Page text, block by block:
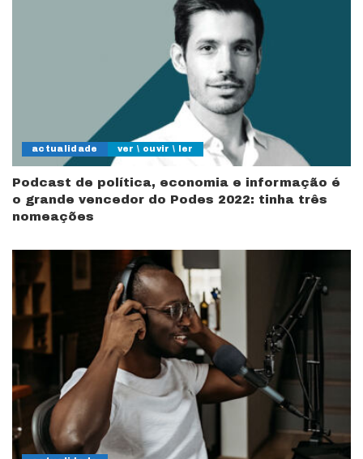
actualidade ver \ ouvir \ ler
Podcast de política, economia e informação é
o grande vencedor do Podes 2022: tinha três
nomeações